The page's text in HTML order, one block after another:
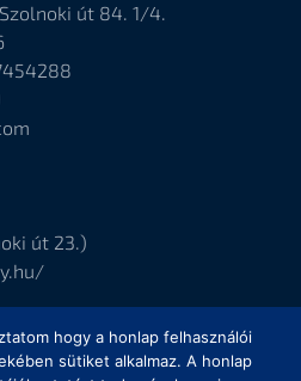
út 84. 1/4.
út 23.)
hogy a honlap felhasználói
sütiket alkalmaz. A honlap